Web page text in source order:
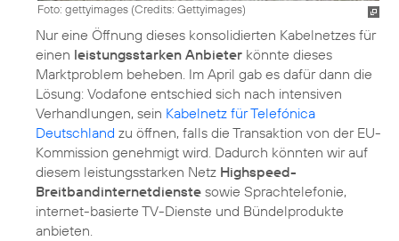
Foto: gettyimages (Credits: Gettyimages)
Nur eine Öffnung dieses konsolidierten Kabelnetzes für
einen leistungsstarken Anbieter könnte dieses
Marktproblem beheben. Im April gab es dafür dann die
Lösung: Vodafone entschied sich nach intensiven
Verhandlungen, sein Kabelnetz für Telefónica
Deutschland zu öffnen, falls die Transaktion von der EU-
Kommission genehmigt wird. Dadurch könnten wir auf
diesem leistungsstarken Netz Highspeed-
Breitbandinternetdienste sowie Sprachtelefonie,
internet-basierte TV-Dienste und Bündelprodukte
anbieten.